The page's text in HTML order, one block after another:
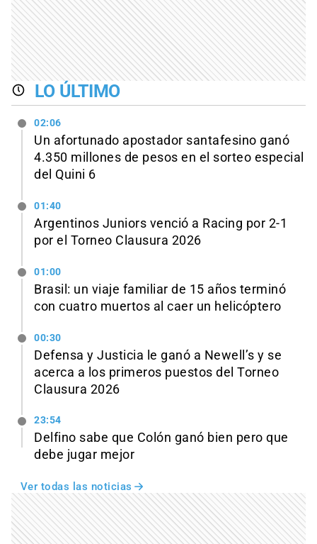
LO ÚLTIMO
02:06
Un afortunado apostador santafesino ganó
4.350 millones de pesos en el sorteo especial
del Quini 6
01:40
Argentinos Juniors venció a Racing por 2-1
por el Torneo Clausura 2026
01:00
Brasil: un viaje familiar de 15 años terminó
con cuatro muertos al caer un helicóptero
00:30
Defensa y Justicia le ganó a Newell’s y se
acerca a los primeros puestos del Torneo
Clausura 2026
23:54
Delfino sabe que Colón ganó bien pero que
debe jugar mejor
Ver todas las noticias